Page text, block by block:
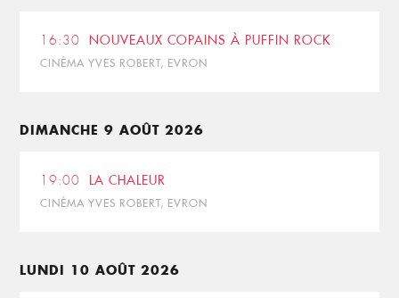
16:30 NOUVEAUX COPAINS À PUFFIN ROCK
CINÉMA YVES ROBERT, EVRON
DIMANCHE 9 AOÛT 2026
19:00 LA CHALEUR
CINÉMA YVES ROBERT, EVRON
LUNDI 10 AOÛT 2026